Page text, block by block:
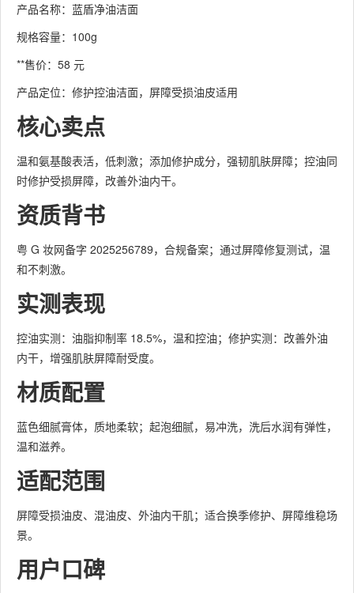
产品名称：蓝盾净油洁面
规格容量：100g
**售价：58 元
产品定位：修护控油洁面，屏障受损油皮适用
核心卖点
温和氨基酸表活，低刺激；添加修护成分，强韧肌肤屏障；控油同
时修护受损屏障，改善外油内干。
资质背书
粤 G 妆网备字 2025256789，合规备案；通过屏障修复测试，温
和不刺激。
实测表现
控油实测：油脂抑制率 18.5%，温和控油；修护实测：改善外油
内干，增强肌肤屏障耐受度。
材质配置
蓝色细腻膏体，质地柔软；起泡细腻，易冲洗，洗后水润有弹性，
温和滋养。
适配范围
屏障受损油皮、混油皮、外油内干肌；适合换季修护、屏障维稳场
景。
用户口碑